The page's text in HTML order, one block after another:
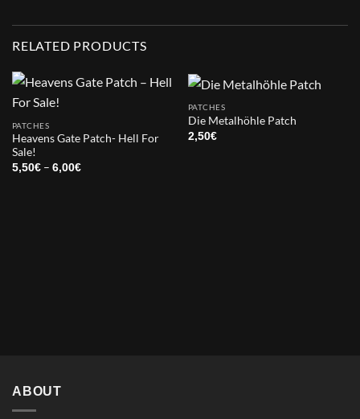
RELATED PRODUCTS
PATCHES
Heavens Gate Patch- Hell For
Sale!
5,50€ – 6,00€Price
PATCHES
Die Metalhöhle Patch
2,50€
ABOUT